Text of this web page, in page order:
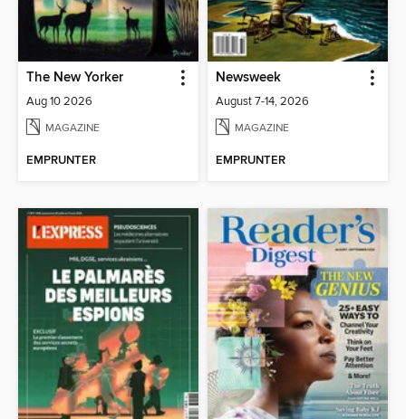
The New Yorker
Aug 10 2026
MAGAZINE
EMPRUNTER
Newsweek
August 7-14, 2026
MAGAZINE
EMPRUNTER